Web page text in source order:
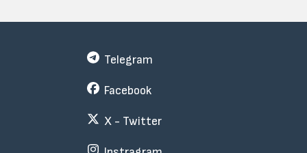
Telegram
Facebook
X - Twitter